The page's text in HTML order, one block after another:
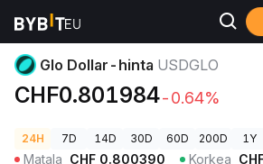
Kryptohinnat Glo Dollar-hinta USDGLO
Glo Dollar-hinta USDGLO
CHF0.801984-0.64%
24H 7D 14D 30D 60D 200D 1Y
Matala CHF 0.800390 Korkea